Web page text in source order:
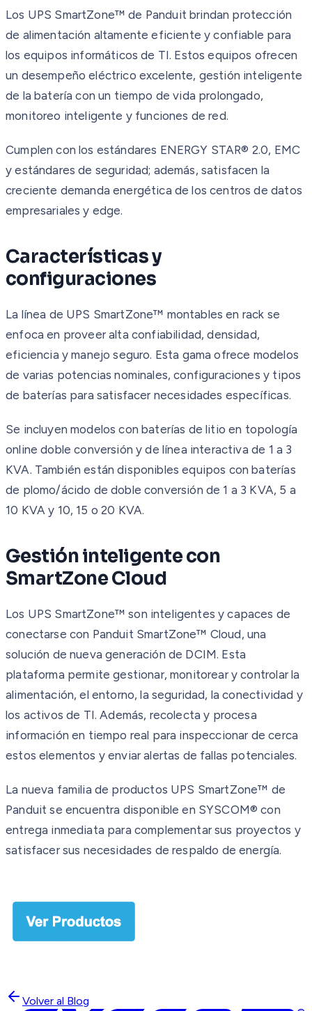
Los UPS SmartZone™ de Panduit brindan protección
de alimentación altamente eficiente y confiable para
los equipos informáticos de TI. Estos equipos ofrecen
un desempeño eléctrico excelente, gestión inteligente
de la batería con un tiempo de vida prolongado,
monitoreo inteligente y funciones de red.
Cumplen con los estándares ENERGY STAR® 2.0, EMC
y estándares de seguridad; además, satisfacen la
creciente demanda energética de los centros de datos
empresariales y edge.
Características y
configuraciones
La línea de UPS SmartZone™ montables en rack se
enfoca en proveer alta confiabilidad, densidad,
eficiencia y manejo seguro. Esta gama ofrece modelos
de varias potencias nominales, configuraciones y tipos
de baterías para satisfacer necesidades específicas.
Se incluyen modelos con baterías de litio en topología
online doble conversión y de línea interactiva de 1 a 3
KVA. También están disponibles equipos con baterías
de plomo/ácido de doble conversión de 1 a 3 KVA, 5 a
10 KVA y 10, 15 o 20 KVA.
Gestión inteligente con
SmartZone Cloud
Los UPS SmartZone™ son inteligentes y capaces de
conectarse con Panduit SmartZone™ Cloud, una
solución de nueva generación de DCIM. Esta
plataforma permite gestionar, monitorear y controlar la
alimentación, el entorno, la seguridad, la conectividad y
los activos de TI. Además, recolecta y procesa
información en tiempo real para inspeccionar de cerca
estos elementos y enviar alertas de fallas potenciales.
La nueva familia de productos UPS SmartZone™ de
Panduit se encuentra disponible en SYSCOM® con
entrega inmediata para complementar sus proyectos y
satisfacer sus necesidades de respaldo de energía.
Volver al Blog